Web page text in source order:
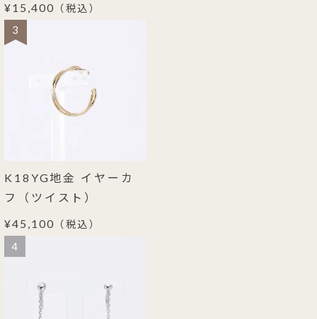
¥15,400 （税込）
3
K18YG地金 イヤーカ
フ（ツイスト）
¥45,100 （税込）
4